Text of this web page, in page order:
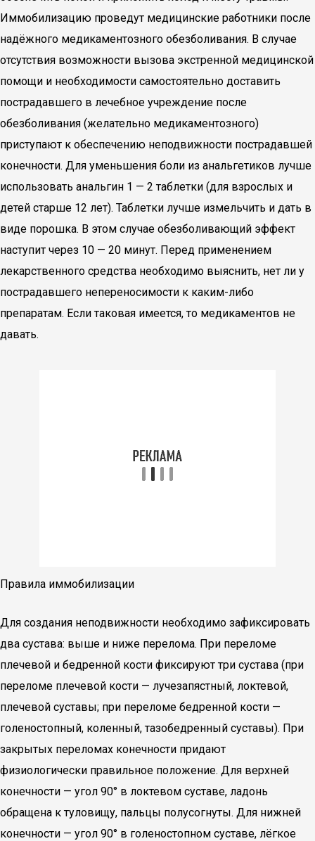
Иммобилизацию проведут медицинские работники после
надёжного медикаментозного обезболивания. В случае
отсутствия возможности вызова экстренной медицинской
помощи и необходимости самостоятельно доставить
пострадавшего в лечебное учреждение после
обезболивания (желательно медикаментозного)
приступают к обеспечению неподвижности пострадавшей
конечности. Для уменьшения боли из анальгетиков лучше
использовать анальгин 1 — 2 таблетки (для взрослых и
детей старше 12 лет). Таблетки лучше измельчить и дать в
виде порошка. В этом случае обезболивающий эффект
наступит через 10 — 20 минут. Перед применением
лекарственного средства необходимо выяснить, нет ли у
пострадавшего непереносимости к каким-либо
препаратам. Если таковая имеется, то медикаментов не
давать.
Правила иммобилизации
Для создания неподвижности необходимо зафиксировать
два сустава: выше и ниже перелома. При переломе
плечевой и бедренной кости фиксируют три сустава (при
переломе плечевой кости — лучезапястный, локтевой,
плечевой суставы; при переломе бедренной кости —
голеностопный, коленный, тазобедренный суставы). При
закрытых переломах конечности придают
физиологически правильное положение. Для верхней
конечности — угол 90° в локтевом суставе, ладонь
обращена к туловищу, пальцы полусогнуты. Для нижней
конечности — угол 90° в голеностопном суставе, лёгкое